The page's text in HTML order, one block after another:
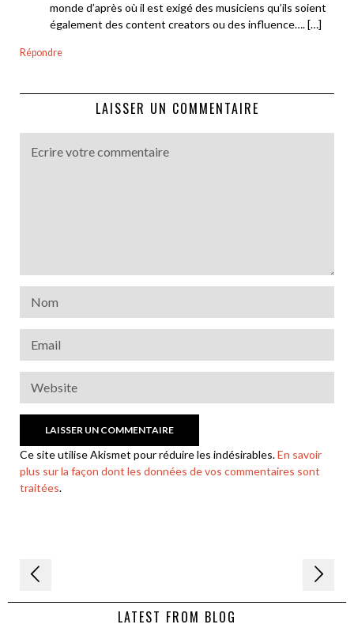
monde d’après où il est exigé des musiciens qu’ils soient
également des content creators ou des influence…. […]
Répondre
LAISSER UN COMMENTAIRE
Ce site utilise Akismet pour réduire les indésirables.En savoir
plus sur la façon dont les données de vos commentaires sont
traitées.
Navigation
de LATEST FROM BLOG